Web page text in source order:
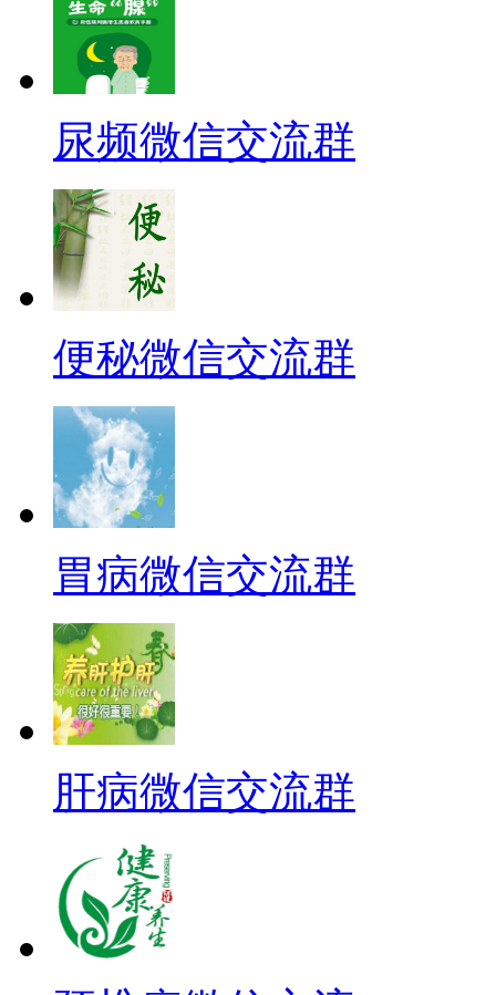
尿频微信交流群
便秘微信交流群
胃病微信交流群
肝病微信交流群